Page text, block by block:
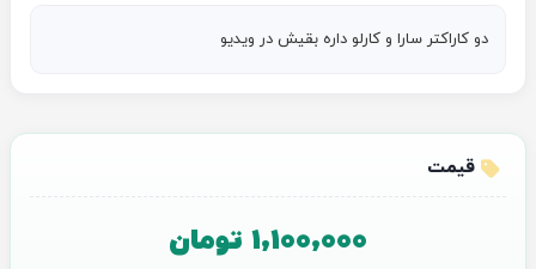
دو کاراکتر سارا و کارلو داره بقیش در ویدیو
قیمت
1,100,000 تومان